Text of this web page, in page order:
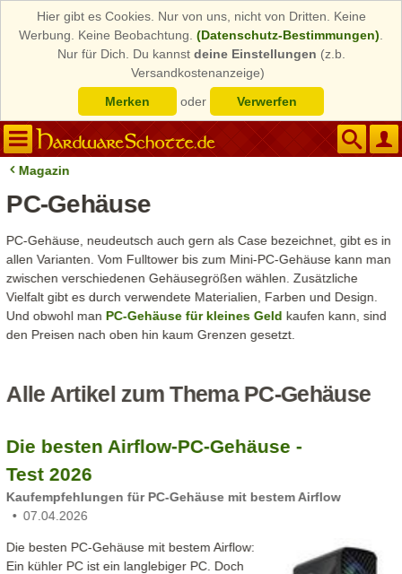
Hier gibt es Cookies. Nur von uns, nicht von Dritten. Keine
Werbung. Keine Beobachtung. (Datenschutz-Bestimmungen)
Nur für Dich. Du kannst deine Einstellungen (z.b.
Versandkostenanzeige)
Merken
oder Verwerfen
Magazin
PC-Gehäuse
PC-Gehäuse, neudeutsch auch gern als Case bezeichnet, gibt es in
allen Varianten. Vom Fulltower bis zum Mini-PC-Gehäuse kann man
zwischen verschiedenen Gehäusegrößen wählen. Zusätzliche
Vielfalt gibt es durch verwendete Materialien, Farben und Design.
Und obwohl manPC-Gehäuse für kleines Geld kaufen kann, sind
den Preisen nach oben hin kaum Grenzen gesetzt.
Alle Artikel zum Thema PC-Gehäuse
Die besten Airflow-PC-Gehäuse -
Test 2026
Kaufempfehlungen für PC-Gehäuse mit bestem Airflow
07.04.2026
Die besten PC-Gehäuse mit bestem Airflow:
Ein kühler PC ist ein langlebiger PC. Doch